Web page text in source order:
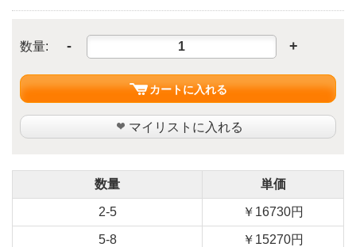
数量: - +
カートに入れる
マイリストに入れる
数量 単価
2-5 ￥16730円
5-8 ￥15270円